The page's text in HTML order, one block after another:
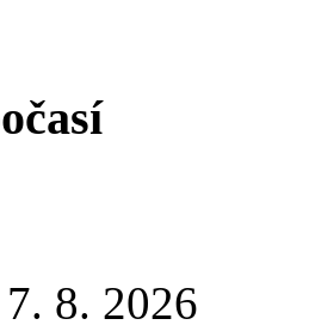
8. 2026